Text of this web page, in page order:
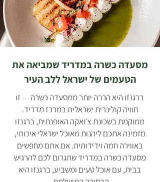
מסעדה כשרה במדריד שמביאה את
הטעמים של ישראל ללב העיר
ברגנזו היא הרבה יותר ממסעדה כשרה — זו
חוויה קולינרית ישראלית במרכז מדריד.
ממוקמת בשכונת צ׳ואקה האופנתית, ברגנזו
מזמינה אתכם ליהנות מאוכל ישראלי איכותי,
באווירה חמה וידידותית. אם אתם מחפשים
מסעדה כשרה במדריד שתגרום לכם להרגיש
בבית, עם אוכל טעים ומשביע, ברגנזו היא